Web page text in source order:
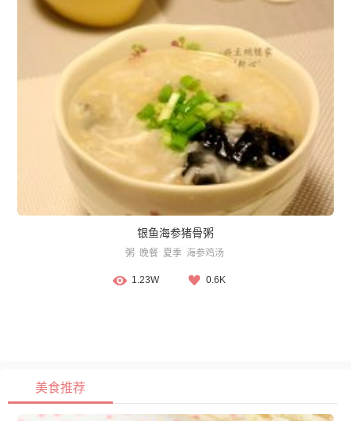
银鱼海参猪骨粥
粥 晚餐 夏季 海参鸡汤
1.23W 0.6K
美食推荐